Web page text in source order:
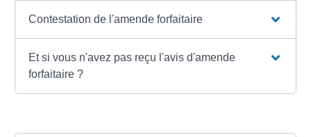
Contestation de l'amende forfaitaire
Et si vous n'avez pas reçu l'avis d'amende
forfaitaire ?